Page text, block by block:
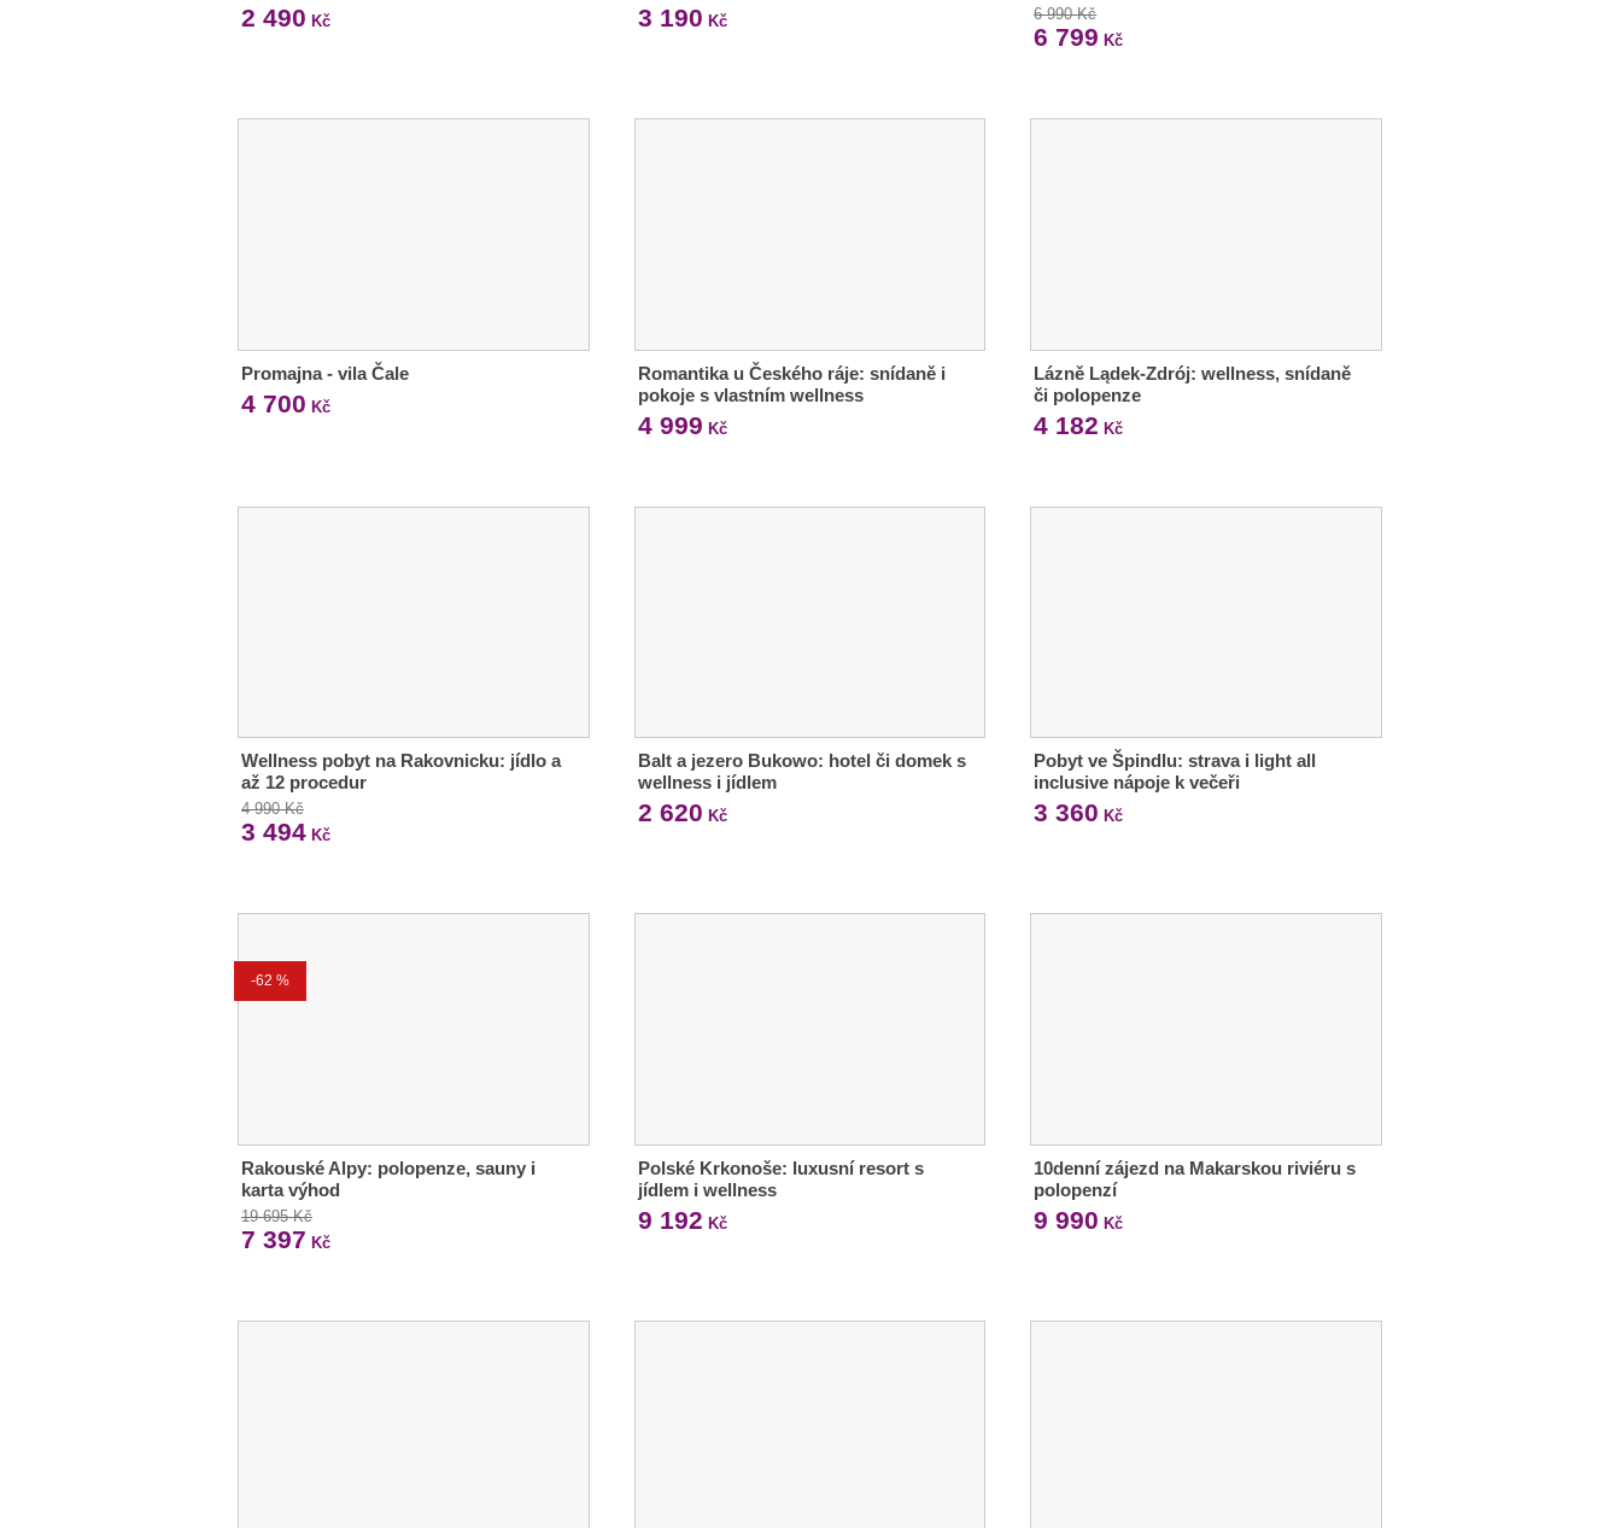
2 490 Kč 3 190 Kč 6 990 Kč
6 799 Kč
Promajna - vila Čale
4 700 Kč
Romantika u Českého ráje: snídaně i
pokoje s vlastním wellness
4 999 Kč
Lázně Lądek-Zdrój: wellness, snídaně
či polopenze
4 182 Kč
Wellness pobyt na Rakovnicku: jídlo a
až 12 procedur
4 990 Kč
3 494 Kč
Balt a jezero Bukowo: hotel či domek s
wellness i jídlem
2 620 Kč
Pobyt ve Špindlu: strava i light all
inclusive nápoje k večeři
3 360 Kč
-62 %
Rakouské Alpy: polopenze, sauny i
karta výhod
19 695 Kč
7 397 Kč
Polské Krkonoše: luxusní resort s
jídlem i wellness
9 192 Kč
10denní zájezd na Makarskou riviéru s
polopenzí
9 990 Kč